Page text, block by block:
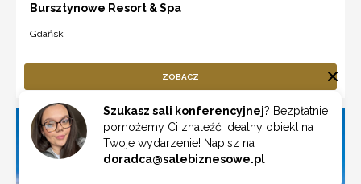
Bursztynowe Resort & Spa
Gdańsk
ZOBACZ
Szukasz sali konferencyjnej? Bezpłatnie
pomożemy Ci znaleźć idealny obiekt na
Twoje wydarzenie! Napisz na
doradca@salebiznesowe.pl